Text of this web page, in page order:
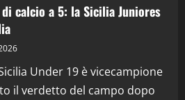
in Podcast
in Podcast: 28^ Puntata
21 Aprile 2026)
04/2026
calcio a 5: la Sicilia Juniores
Under 19 è vicecampione
il verdetto del campo dopo